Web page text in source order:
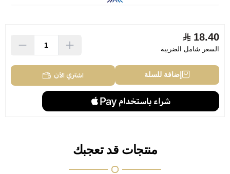
18.40
السعر شامل الضريبة
إضافة للسلة اشتري الآن
منتجات قد تعجبك